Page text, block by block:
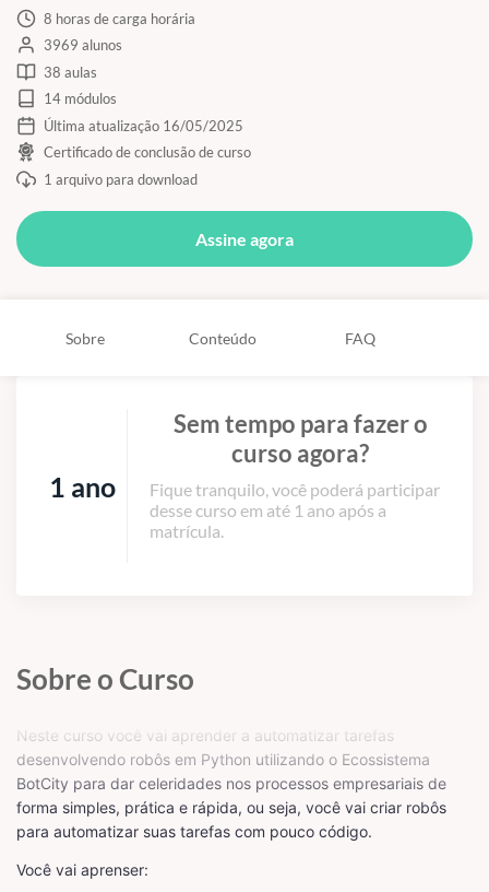
8 horas de carga horária
3969 alunos
38 aulas
14 módulos
Última atualização 16/05/2025
Certificado de conclusão de curso
1 arquivo para download
Assine agora
Sobre Conteúdo FAQ
1 ano
Sem tempo para fazer o
curso agora?
Fique tranquilo, você poderá participar
desse curso em até 1 ano após a
matrícula.
Sobre o Curso
Neste curso você vai aprender a automatizar tarefas
desenvolvendo robôs em Python utilizando o Ecossistema
BotCity para dar celeridades nos processos empresariais de
forma simples, prática e rápida, ou seja, você vai criar robôs
para automatizar suas tarefas com pouco código.
Você vai aprenser: